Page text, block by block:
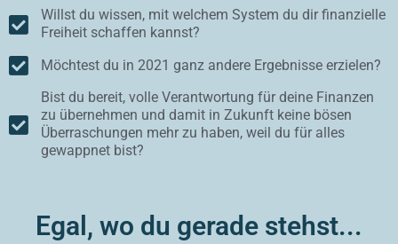
Willst du wissen, mit welchem System du dir finanzielle
Freiheit schaffen kannst?
Möchtest du in 2021 ganz andere Ergebnisse erzielen?
Bist du bereit, volle Verantwortung für deine Finanzen
zu übernehmen und damit in Zukunft keine bösen
Überraschungen mehr zu haben, weil du für alles
gewappnet bist?
Egal, wo du gerade stehst...